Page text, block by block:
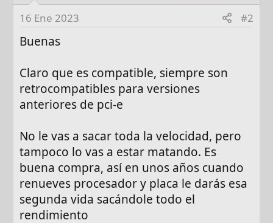
16 Ene 2023 #2
Buenas
Claro que es compatible, siempre son
retrocompatibles para versiones
anteriores de pci-e
No le vas a sacar toda la velocidad, pero
tampoco lo vas a estar matando. Es
buena compra, así en unos años cuando
renueves procesador y placa le darás esa
segunda vida sacándole todo el
rendimiento